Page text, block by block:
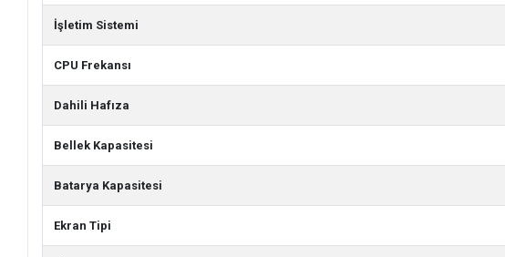
İşletim Sistemi
CPU Frekansı
Dahili Hafıza
Bellek Kapasitesi
Batarya Kapasitesi
Ekran Tipi